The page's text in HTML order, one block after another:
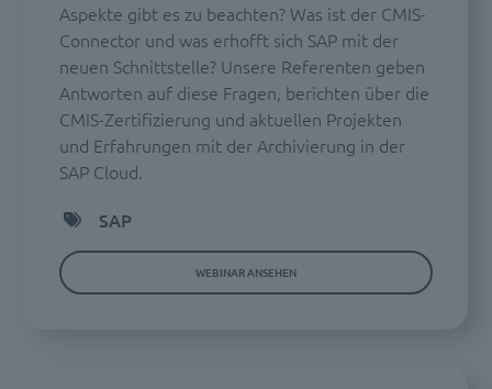
Aspekte gibt es zu beachten? Was ist der CMIS-
Connector und was erhofft sich SAP mit der
neuen Schnittstelle? Unsere Referenten geben
Antworten auf diese Fragen, berichten über die
CMIS-Zertifizierung und aktuellen Projekten
und Erfahrungen mit der Archivierung in der
SAP Cloud.
SAP
WEBINAR ANSEHEN